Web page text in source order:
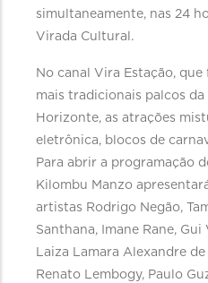
simultaneamente, nas 24
Virada Cultural.
No canal Vira Estação,
mais tradicionais palcos
Horizonte, as atrações
eletrônica, blocos de
Para abrir a programação
Kilombu Manzo
artistas Rodrigo Negão,
Santhana, Imane Rane,
Laiza Lamara Alexandre
Renato Lembogy, Paulo